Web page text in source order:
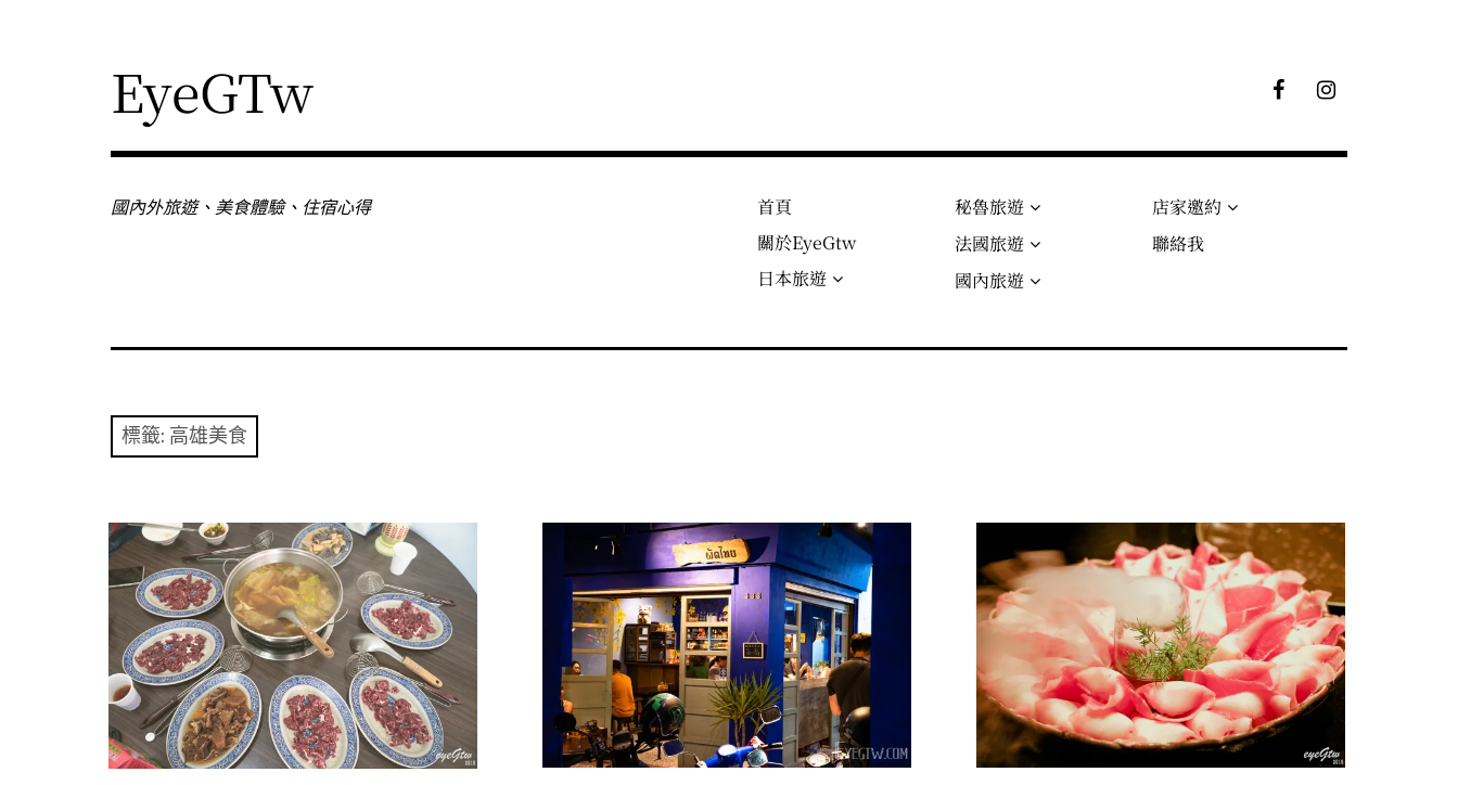
EyeGTw
絲
國內外旅遊、美食體驗、住宿心得
首頁
關於EyeGtw
日本旅遊
秘魯旅遊
法國旅遊
國內旅遊
店家邀約
聯絡我
標籤: 高雄美食